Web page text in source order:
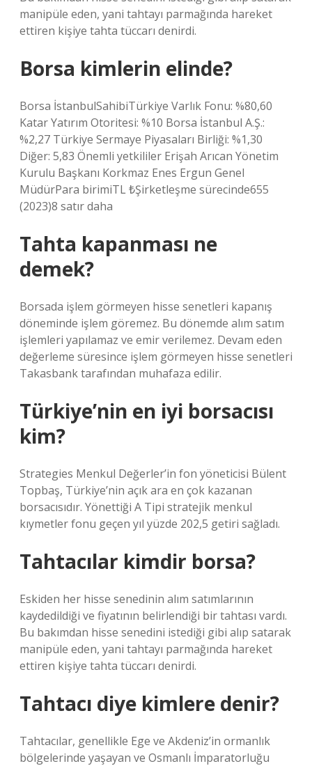
manipüle eden, yani tahtayı parmağında hareket
ettiren kişiye tahta tüccarı denirdi.
Borsa kimlerin elinde?
Borsa İstanbulSahibiTürkiye Varlık Fonu: %80,60
Katar Yatırım Otoritesi: %10 Borsa İstanbul A.Ş.:
%2,27 Türkiye Sermaye Piyasaları Birliği: %1,30
Diğer: 5,83 Önemli yetkililer Erişah Arıcan Yönetim
Kurulu Başkanı Korkmaz Enes Ergun Genel
MüdürPara birimiTL ₺Şirketleşme sürecinde655
(2023)8 satır daha
Tahta kapanması ne
demek?
Borsada işlem görmeyen hisse senetleri kapanış
döneminde işlem göremez. Bu dönemde alım satım
işlemleri yapılamaz ve emir verilemez. Devam eden
değerleme süresince işlem görmeyen hisse senetleri
Takasbank tarafından muhafaza edilir.
Türkiye’nin en iyi borsacısı
kim?
Strategies Menkul Değerler’in fon yöneticisi Bülent
Topbaş, Türkiye’nin açık ara en çok kazanan
borsacısıdır. Yönettiği A Tipi stratejik menkul
kıymetler fonu geçen yıl yüzde 202,5 ​​getiri sağladı.
Tahtacılar kimdir borsa?
Eskiden her hisse senedinin alım satımlarının
kaydedildiği ve fiyatının belirlendiği bir tahtası vardı.
Bu bakımdan hisse senedini istediği gibi alıp satarak
manipüle eden, yani tahtayı parmağında hareket
ettiren kişiye tahta tüccarı denirdi.
Tahtacı diye kimlere denir?
Tahtacılar, genellikle Ege ve Akdeniz’in ormanlık
bölgelerinde yaşayan ve Osmanlı İmparatorluğu